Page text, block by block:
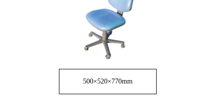
500×520×770mm